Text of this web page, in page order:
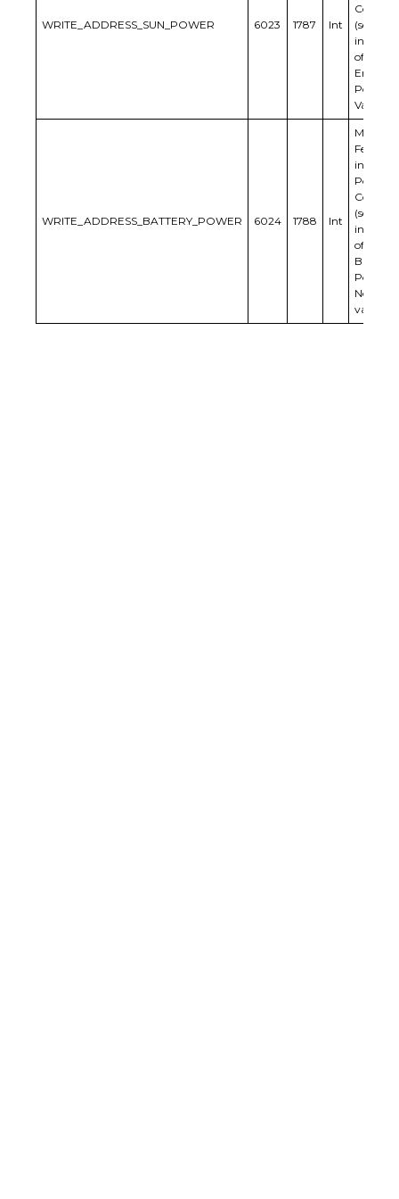
WRITE_ADDRESS_SUN_POWER 6023 1787 Int
Control
(send
of solar
Energy)
Positive
Values
WRITE_ADDRESS_BATTERY_POWER 6024 1788 Int
Modbus
Feeder
in
Power
Control
(send
of
Battery)
Positive
Negative
values